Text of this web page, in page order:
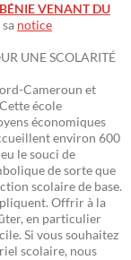
VENANT DU
notice
UNE SCOLARITÉ
Cameroun et
école
économiques
environ 600
le souci de
de sorte que
scolaire de base.
Offrir à la
en particulier
Si vous souhaitez
scolaire, nous